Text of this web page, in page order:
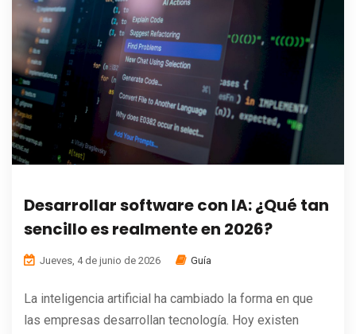
Desarrollar software con IA: ¿Qué tan
sencillo es realmente en 2026?
Jueves, 4 de junio de 2026 Guía
La inteligencia artificial ha cambiado la forma en que
las empresas desarrollan tecnología. Hoy existen